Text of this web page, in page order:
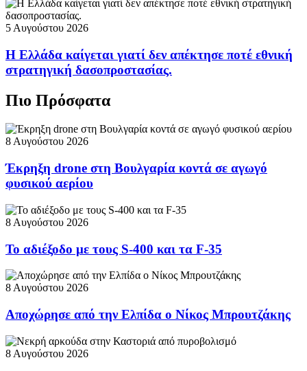
5 Αυγούστου 2026
Η Ελλάδα καίγεται γιατί δεν απέκτησε ποτέ εθνική
στρατηγική δασοπροστασίας.
Πιο Πρόσφατα
8 Αυγούστου 2026
Έκρηξη drone στη Βουλγαρία κοντά σε αγωγό
φυσικού αερίου
8 Αυγούστου 2026
Το αδιέξοδο με τους S-400 και τα F-35
8 Αυγούστου 2026
Αποχώρησε από την Ελπίδα ο Νίκος Μπρουτζάκης
8 Αυγούστου 2026